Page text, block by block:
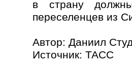
в страну
переселенцев из
Автор: Даниил
Источник: ТАСС